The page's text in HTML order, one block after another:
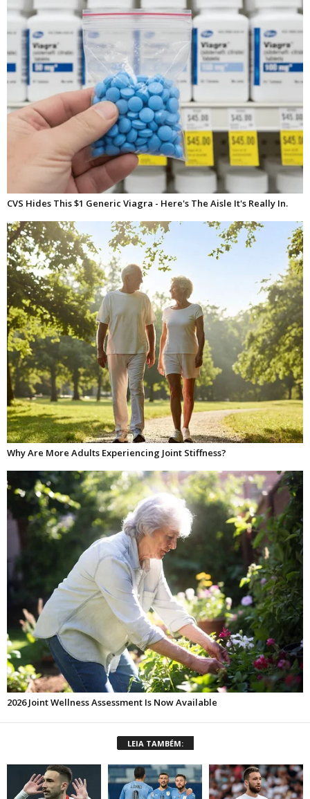
LEIA TAMBÉM: